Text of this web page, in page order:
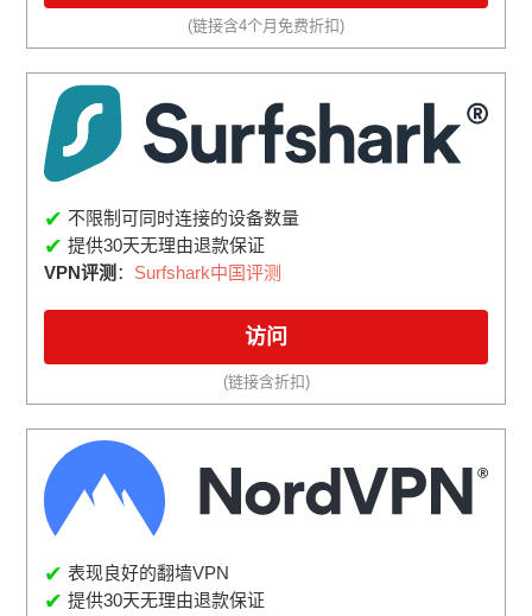
(链接含4个月免费折扣)
✔ 不限制可同时连接的设备数量
✔ 提供30天无理由退款保证
VPN评测 ： Surfshark中国评测
访问
(链接含折扣)
✔ 表现良好的翻墙VPN
✔ 提供30天无理由退款保证